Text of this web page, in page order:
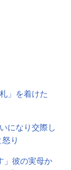
」を着けた
になり交際し
り
」彼の実母か